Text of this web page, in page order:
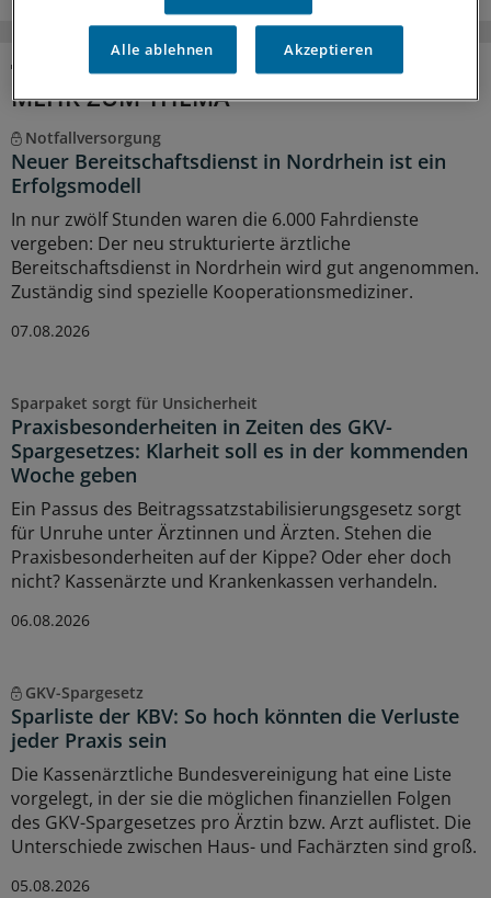
MEHR ZUM THEMA
Notfallversorgung
Neuer Bereitschaftsdienst in Nordrhein ist ein
Erfolgsmodell
In nur zwölf Stunden waren die 6.000 Fahrdienste
vergeben: Der neu strukturierte ärztliche
Bereitschaftsdienst in Nordrhein wird gut angenommen.
Zuständig sind spezielle Kooperationsmediziner.
07.08.2026
Sparpaket sorgt für Unsicherheit
Praxisbesonderheiten in Zeiten des GKV-
Spargesetzes: Klarheit soll es in der kommenden
Woche geben
Ein Passus des Beitragssatzstabilisierungsgesetz sorgt
für Unruhe unter Ärztinnen und Ärzten. Stehen die
Praxisbesonderheiten auf der Kippe? Oder eher doch
nicht? Kassenärzte und Krankenkassen verhandeln.
06.08.2026
GKV-Spargesetz
Sparliste der KBV: So hoch könnten die Verluste
jeder Praxis sein
Die Kassenärztliche Bundesvereinigung hat eine Liste
vorgelegt, in der sie die möglichen finanziellen Folgen
des GKV-Spargesetzes pro Ärztin bzw. Arzt auflistet. Die
Unterschiede zwischen Haus- und Fachärzten sind groß.
05.08.2026
Alle ablehnen Akzeptieren